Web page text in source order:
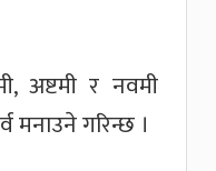
अष्टमी र नवमी
मनाउने गरिन्छ ।